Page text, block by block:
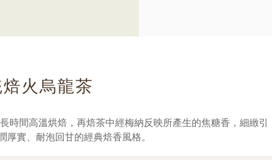
火烏龍茶
時間高溫烘焙，再焙茶中經梅納反映所產生的焦糖香，細緻引
實、耐泡回甘的經典焙香風格。